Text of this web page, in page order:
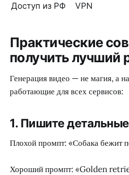
Доступ из РФ VPN
Практические
получить лучший
Генерация видео — не магия, а
работающие для всех сервисов:
1. Пишите
Плохой промпт: «Собака бежит
Хороший промпт: «Golden